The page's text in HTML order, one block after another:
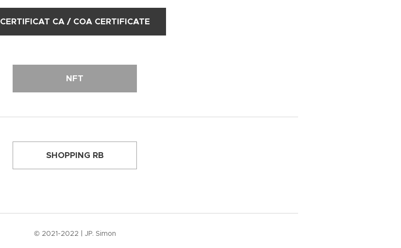
CERTIFICAT CA / COA CERTIFICATE
NFT
SHOPPING RB
© 2021-2022 | JP. Simon